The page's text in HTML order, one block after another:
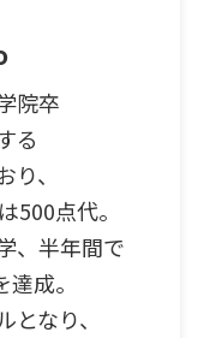
院卒
る
、
500点代。
、半年間で
成。
なり、